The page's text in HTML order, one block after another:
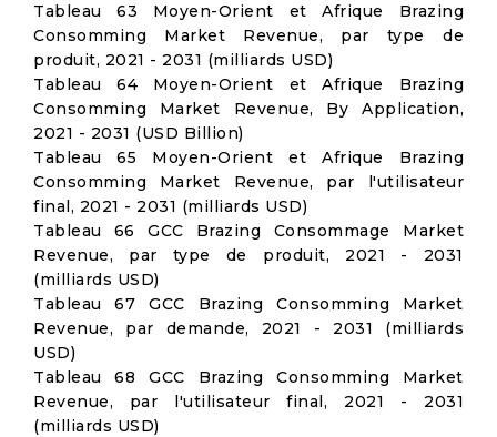
Tableau 63 Moyen-Orient et Afrique Brazing
Consomming Market Revenue, par type de
produit, 2021 - 2031 (milliards USD)
Tableau 64 Moyen-Orient et Afrique Brazing
Consomming Market Revenue, By Application,
2021 - 2031 (USD Billion)
Tableau 65 Moyen-Orient et Afrique Brazing
Consomming Market Revenue, par l'utilisateur
final, 2021 - 2031 (milliards USD)
Tableau 66 GCC Brazing Consommage Market
Revenue, par type de produit, 2021 - 2031
(milliards USD)
Tableau 67 GCC Brazing Consomming Market
Revenue, par demande, 2021 - 2031 (milliards
USD)
Tableau 68 GCC Brazing Consomming Market
Revenue, par l'utilisateur final, 2021 - 2031
(milliards USD)